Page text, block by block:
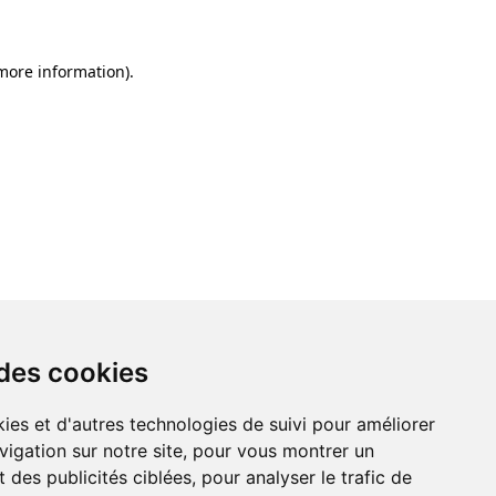
cookies
et d'autres technologies de suivi pour améliorer
sur notre site, pour vous montrer un
des publicités ciblées, pour analyser le trafic de
information).